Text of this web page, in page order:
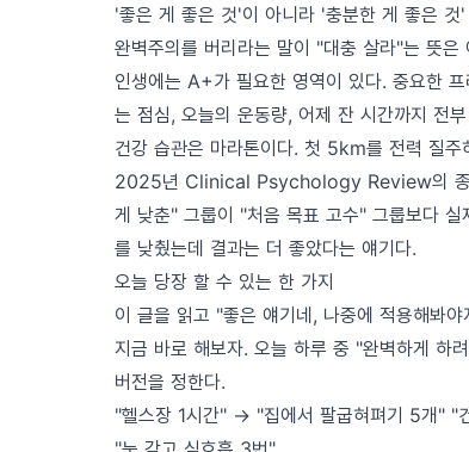
'좋은 게 좋은 것'이 아니라 '충분한 게 좋은 것'
완벽주의를 버리라는 말이 "대충 살라"는 뜻은
인생에는 A+가 필요한 영역이 있다. 중요한
는 점심, 오늘의 운동량, 어제 잔 시간까지 전
건강 습관은 마라톤이다. 첫 5km를 전력 질주
2025년 Clinical Psychology Review의 종
게 낮춘" 그룹이 "처음 목표 고수" 그룹보다
를 낮췄는데 결과는 더 좋았다는 얘기다.
오늘 당장 할 수 있는 한 가지
이 글을 읽고 "좋은 얘기네, 나중에 적용해봐
지금 바로 해보자. 오늘 하루 중 "완벽하게 하
버전을 정한다.
"헬스장 1시간" → "집에서 팔굽혀펴기 5개"